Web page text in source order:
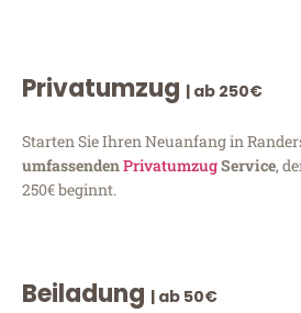
Privatumzug | ab 250€
Starten Sie Ihren Neuanfang in
umfassendenPrivatumzugService,
250€ beginnt.
Beiladung | ab 50€